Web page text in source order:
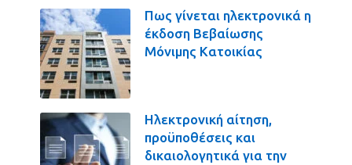
Πως γίνεται ηλεκτρονικά η
έκδοση Βεβαίωσης
Μόνιμης Κατοικίας
Ηλεκτρονική αίτηση,
προϋποθέσεις και
δικαιολογητικά για την